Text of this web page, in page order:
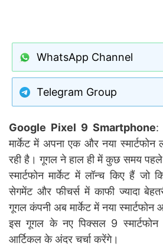
WhatsApp Channel
Telegram Group
Google Pixel 9 Smartphone:
मार्केट में अपना एक और नया स्मार्टफोन
रही है। गूगल ने हाल ही में कुछ समय
स्मार्टफोन मार्केट में लॉन्च किए हैं जो
सेगमेंट और फीचर्स में काफी ज्यादा
गूगल कंपनी अब मार्केट में नया स्मार्टफोन
इस गूगल के नए पिक्सल 9
आर्टिकल के अंदर चर्चा करेंगे।